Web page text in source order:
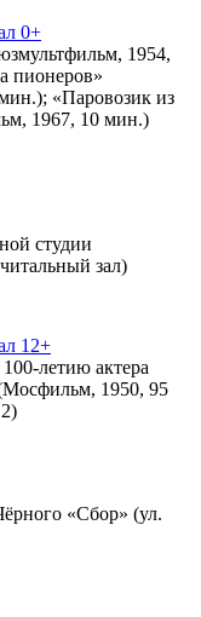
0+
1954,
пионеров»
«Паровозик из
1967, 10 мин.)
студии
зал)
12+
летию актера
1950, 95
«Сбор» (ул.